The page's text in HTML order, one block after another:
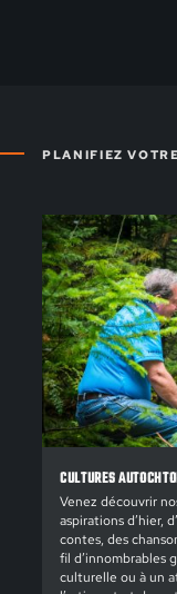
PLANIFIEZ
CULTURES
Venez découvrir
aspirations d’hier,
contes, des
fil d’innombrables
culturelle ou à un